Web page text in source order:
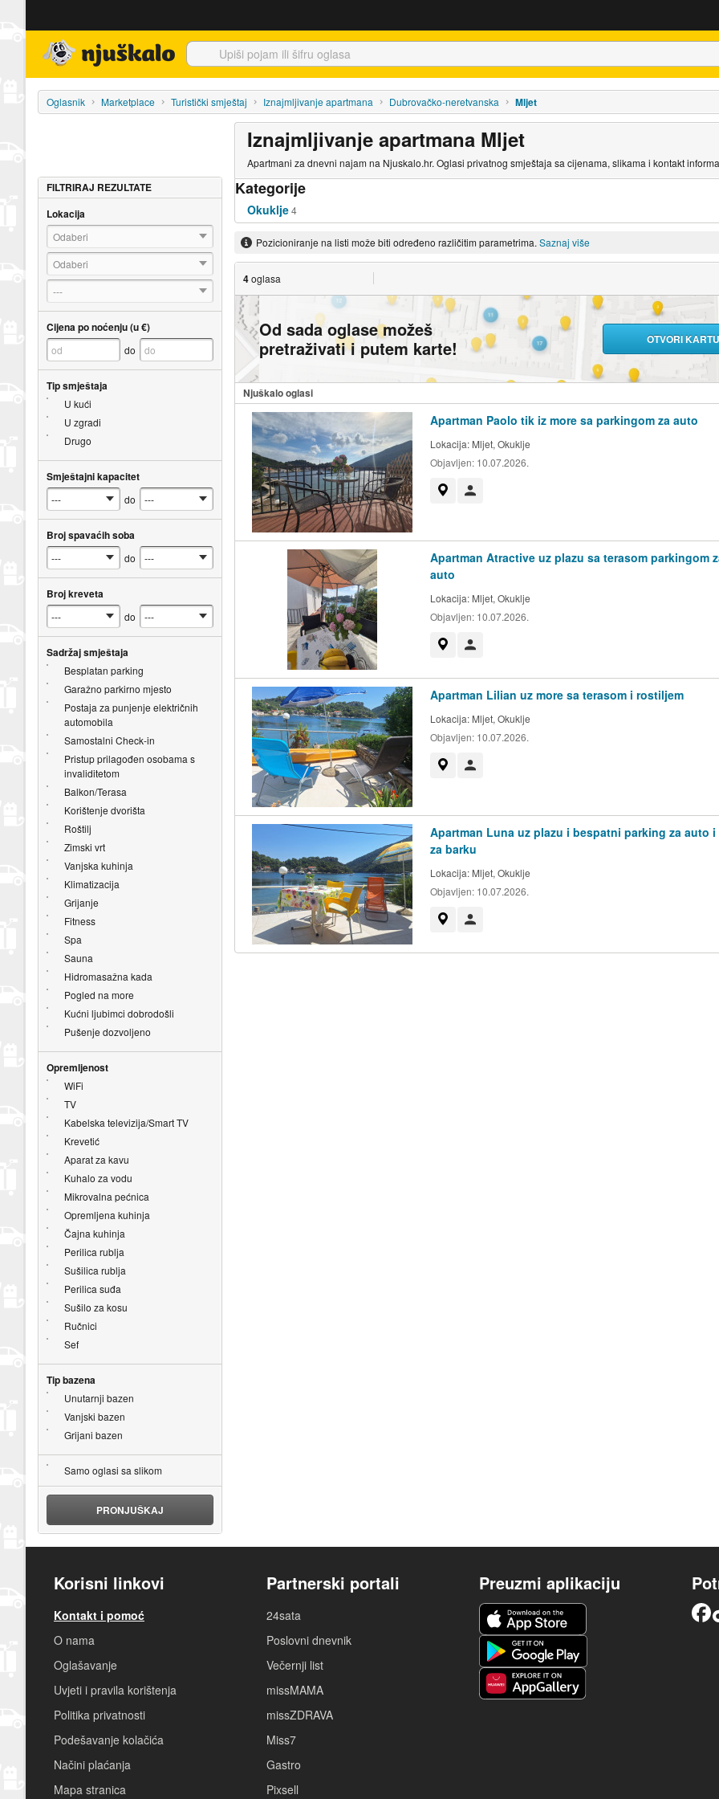
Oglasnik Marketplace Turistički smještaj Iznajmljivanje apartmana Dubrovačko-neretvanska Mljet
Iznajmljivanje apartmana Mljet
Apartmani za dnevni najam na Njuskalo.hr. Oglasi privatnog smještaja sa cijenama, slikama i kontakt
Kategorije
Okuklje4
Pozicioniranje na listi može biti određeno različitim parametrima. Saznaj više
4oglasa
Od sada oglase možeš
pretraživati i putem karte!
OTVORI KARTU
Njuškalo oglasi
Apartman Paolo tik iz more sa parkingom za auto
Lokacija: Mljet, Okuklje
Objavljen: 10.07.2026.
Apartman Atractive uz plazu sa terasom parkingom
auto
Lokacija: Mljet, Okuklje
Objavljen: 10.07.2026.
Apartman Lilian uz more sa terasom i rostiljem
Lokacija: Mljet, Okuklje
Objavljen: 10.07.2026.
Apartman Luna uz plazu i bespatni parking za auto i
za barku
Lokacija: Mljet, Okuklje
Objavljen: 10.07.2026.
FILTRIRAJ REZULTATE
Lokacija
Odaberi
Odaberi
---
Cijena po noćenju (u €)
do
Tip smještaja
U kući
U zgradi
Drugo
Smještajni kapacitet
do
Broj spavaćih soba
do
Broj kreveta
do
Sadržaj smještaja
Besplatan parking
Garažno parkirno mjesto
Postaja za punjenje električnih
automobila
Samostalni Check-in
Pristup prilagođen osobama s
invaliditetom
Balkon/Terasa
Korištenje dvorišta
Roštilj
Zimski vrt
Vanjska kuhinja
Klimatizacija
Grijanje
Fitness
Spa
Sauna
Hidromasažna kada
Pogled na more
Kućni ljubimci dobrodošli
Pušenje dozvoljeno
Opremljenost
WiFi
TV
Kabelska televizija/Smart TV
Krevetić
Aparat za kavu
Kuhalo za vodu
Mikrovalna pećnica
Opremljena kuhinja
Čajna kuhinja
Perilica rublja
Sušilica rublja
Perilica suđa
Sušilo za kosu
Ručnici
Sef
Tip bazena
Unutarnji bazen
Vanjski bazen
Grijani bazen
Samo oglasi sa slikom
PRONJUŠKAJ
Korisni linkovi
Kontakt i pomoć
O nama
Oglašavanje
Uvjeti i pravila korištenja
Politika privatnosti
Podešavanje kolačića
Načini plaćanja
Mapa stranica
Partnerski portali
24sata
Poslovni dnevnik
Večernji list
missMAMA
missZDRAVA
Miss7
Gastro
Pixsell
Preuzmi aplikaciju